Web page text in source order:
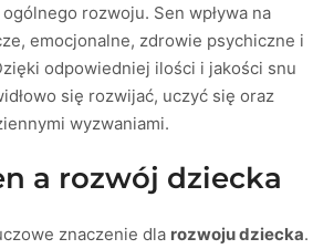
rozwoju. Sen wpływa na
emocjonalne, zdrowie psychiczne i
odpowiedniej ilości i jakości snu
się rozwijać, uczyć się oraz
wyzwaniami.
a rozwój dziecka
znaczenie dla rozwoju dziecka.